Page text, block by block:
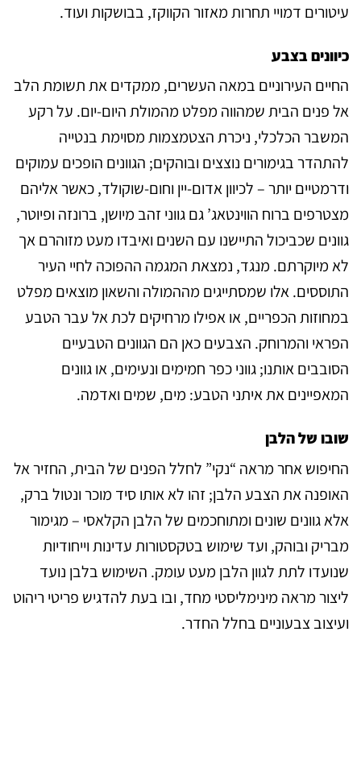
עיטורים דמויי תחרות מאזור הקווקז, בבושקות ועוד.
כיוונים בצבע
החיים העירוניים במאה העשרים, ממקדים את תשומת הלב
אל פנים הבית שמהווה מפלט מהמולת היום-יום. על רקע
המשבר הכלכלי, ניכרת הצטמצמות מסוימת בנטייה
להתהדר בגימורים נוצצים ובוהקים; הגוונים הופכים עמוקים
ודרמטיים יותר – לכיוון אדום-יין וחום-שוקולד, כאשר אליהם
מצטרפים ברוח הווינטאג’ גם גווני זהב מיושן, ברונזה ופיוטר,
גוונים שכביכול התיישנו עם השנים ואיבדו מעט מזוהרם אך
לא מיוקרתם. מנגד, נמצאת המגמה ההפוכה לחיי העיר
התוססים. אלו שמסתייגים מההמולה והשאון מוצאים מפלט
במחוזות הכפריים, או אפילו מרחיקים לכת אל עבר הטבע
הפראי והמרוחק. הצבעים כאן הם הגוונים הטבעיים
הסובבים אותנו; גווני כפר חמימים ונעימים, או גוונים
המאפיינים את איתני הטבע: מים, שמים ואדמה.
שובו של הלבן
החיפוש אחר מראה “נקי” לחלל הפנים של הבית, החזיר אל
האופנה את הצבע הלבן; זהו לא אותו סיד מוכר ונטול ברק,
אלא גוונים שונים ומתוחכמים של הלבן הקלאסי – מגימור
מבריק ובוהק, ועד שימוש בטקסטורות עדינות וייחודיות
שנועדו לתת לגוון הלבן מעט עומק. השימוש בלבן נועד
ליצור מראה מינימליסטי מחד, ובו בעת להדגיש פריטי ריהוט
ועיצוב צבעוניים בחלל החדר.